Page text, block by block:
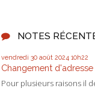
NOTES
vendredi 30 août 2024 10h22
Changement
Pour plusieurs raisons il